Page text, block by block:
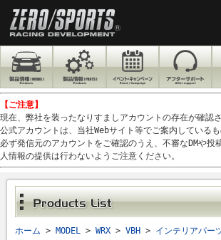
【ご注意】
現在、弊社を装ったなりすましアカウントの存在が確認さ
公式アカウントは、当社Webサイト等でご案内しているも
必ず発信元のアカウントをご確認のうえ、不審なDMや投
人情報の提供は行わないようご注意ください。
ホーム > MODEL> WRX> VBH> インテリアパー